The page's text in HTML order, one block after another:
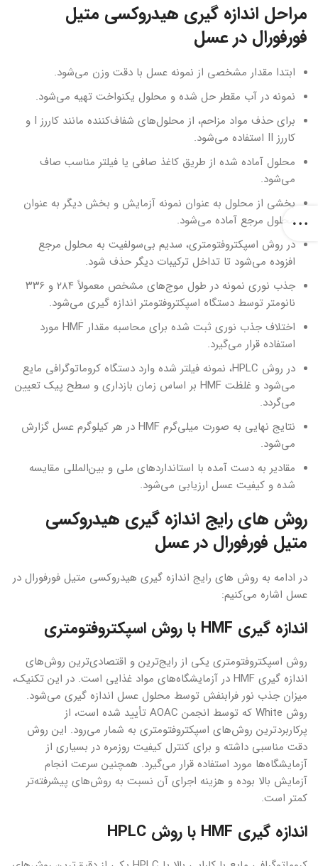
مراحل اندازه گیری هیدروکسی متیل
فورفورال در عسل
ابتدا مقدار مشخصی از نمونه عسل با دقت وزن می‌شود.
نمونه در آب مقطر حل شده و محلول یکنواخت تهیه می‌شود.
برای حذف مواد مزاحم، از محلول‌های شفاف‌کننده مانند کاررز I و
کاررز II استفاده می‌شود.
محلول آماده شده از طریق کاغذ صافی یا فیلتر مناسب صاف
می‌شود.
بخشی از محلول به عنوان نمونه آزمایش و بخش دیگر به عنوان
محلول مرجع آماده می‌شود.
در روش اسپکتروفتومتری، سدیم بی‌سولفیت به محلول مرجع
افزوده می‌شود تا تداخل ترکیبات دیگر حذف شود.
جذب نوری نمونه در طول موج‌های مشخص معمولاً ۲۸۴ و ۳۳۶
نانومتر توسط دستگاه اسپکتروفتومتر اندازه گیری می‌شود.
اختلاف جذب نوری ثبت شده برای محاسبه مقدار HMF مورد
استفاده قرار می‌گیرد.
در روش HPLC، نمونه فیلتر شده وارد دستگاه کروماتوگرافی مایع
می‌شود و غلظت HMF بر اساس زمان بازداری و سطح پیک تعیین
می‌گردد.
نتایج نهایی به صورت میلی‌گرم HMF در هر کیلوگرم عسل گزارش
می‌شود.
مقادیر به دست آمده با استانداردهای ملی و بین‌المللی مقایسه
شده و کیفیت عسل ارزیابی می‌شود.
روش های رایج اندازه گیری هیدروکسی
متیل فورفورال در عسل
در ادامه به روش های رایج اندازه گیری هیدروکسی متیل فورفورال در
عسل اشاره می‌کنیم:
اندازه گیری HMF با روش اسپکتروفتومتری
روش اسپکتروفتومتری یکی از رایج‌ترین و اقتصادی‌ترین روش‌های
اندازه گیری HMF در آزمایشگاه‌های مواد غذایی است. در این تکنیک،
میزان جذب نور فرابنفش توسط محلول عسل اندازه گیری می‌شود.
روش White که توسط انجمن AOAC تأیید شده است، از
پرکاربردترین روش‌های اسپکتروفتومتری به شمار می‌رود. این روش
دقت مناسبی داشته و برای کنترل کیفیت روزمره در بسیاری از
آزمایشگاه‌ها مورد استفاده قرار می‌گیرد. همچنین سرعت انجام
آزمایش بالا بوده و هزینه اجرای آن نسبت به روش‌های پیشرفته‌تر
کمتر است.
اندازه گیری HMF با روش HPLC